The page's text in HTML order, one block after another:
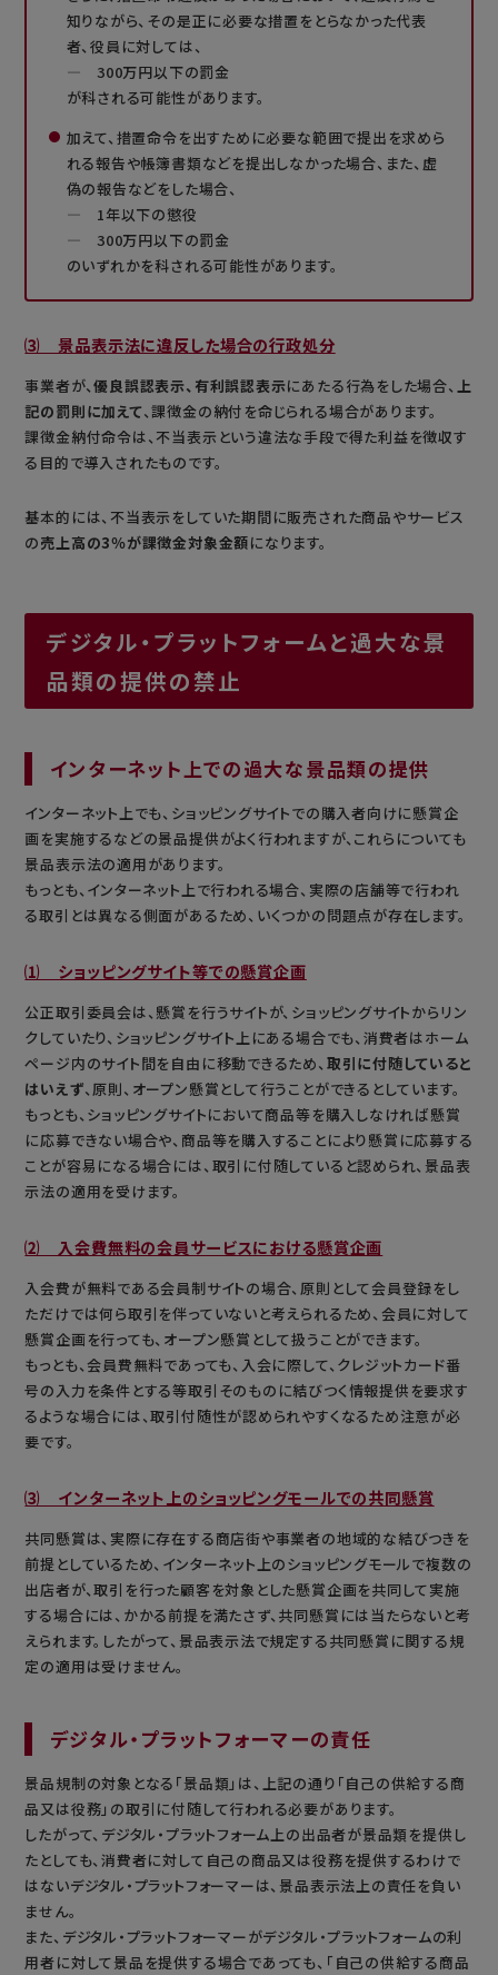
知りながら、その是正に必要な措置をとらなかった代表
者、役員に対しては、
― 300万円以下の罰金
が科される可能性があります。
加えて、措置命令を出すために必要な範囲で提出を求めら
れる報告や帳簿書類などを提出しなかった場合、また、虚
偽の報告などをした場合、
― 1年以下の懲役
― 300万円以下の罰金
のいずれかを科される可能性があります。
⑶ 景品表示法に違反した場合の行政処分
事業者が、優良誤認表示、有利誤認表示にあたる行為をした場合、上
記の罰則に加えて、課徴金の納付を命じられる場合があります。
課徴金納付命令は、不当表示という違法な手段で得た利益を徴収す
る目的で導入されたものです。
基本的には、不当表示をしていた期間に販売された商品やサービス
の売上高の3％が課徴金対象金額になります。
デジタル・プラットフォームと過大な景
品類の提供の禁止
インターネット上での過大な景品類の提供
インターネット上でも、ショッピングサイトでの購入者向けに懸賞企
画を実施するなどの景品提供がよく行われますが、これらについても
景品表示法の適用があります。
もっとも、インターネット上で行われる場合、実際の店舗等で行われ
る取引とは異なる側面があるため、いくつかの問題点が存在します。
⑴ ショッピングサイト等での懸賞企画
公正取引委員会は、懸賞を行うサイトが、ショッピングサイトからリン
クしていたり、ショッピングサイト上にある場合でも、消費者はホーム
ページ内のサイト間を自由に移動できるため、 取引に付随していると
はいえず、原則、オープン懸賞として行うことができるとしています。
もっとも、ショッピングサイトにおいて商品等を購入しなければ懸賞
に応募できない場合や、商品等を購入することにより懸賞に応募する
ことが容易になる場合には、取引に付随していると認められ、景品表
示法の適用を受けます。
⑵ 入会費無料の会員サービスにおける懸賞企画
入会費が無料である会員制サイトの場合、原則として会員登録をし
ただけでは何ら取引を伴っていないと考えられるため、会員に対して
懸賞企画を行っても、オープン懸賞として扱うことができます。
もっとも、会員費無料であっても、入会に際して、クレジットカード番
号の入力を条件とする等取引そのものに結びつく情報提供を要求す
るような場合には、取引付随性が認められやすくなるため注意が必
要です。
⑶ インターネット上のショッピングモールでの共同懸賞
共同懸賞は、実際に存在する商店街や事業者の地域的な結びつきを
前提としているため、インターネット上のショッピングモールで複数の
出店者が、取引を行った顧客を対象とした懸賞企画を共同して実施
する場合には、かかる前提を満たさず、共同懸賞には当たらないと考
えられます。したがって、景品表示法で規定する共同懸賞に関する規
定の適用は受けません。
デジタル・プラットフォーマーの責任
景品規制の対象となる「景品類」は、上記の通り「自己の供給する商
品又は役務」の取引に付随して行われる必要があります。
したがって、デジタル・プラットフォーム上の出品者が景品類を提供し
たとしても、消費者に対して自己の商品又は役務を提供するわけで
はないデジタル・プラットフォーマーは、景品表示法上の責任を負い
ません。
また、デジタル・プラットフォーマーがデジタル・プラットフォームの利
用者に対して景品を提供する場合であっても、「自己の供給する商品